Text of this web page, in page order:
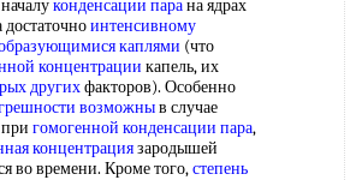
конденсации парана ядрах
интенсивному
каплями (что
концентрации капель, их
другихфакторов). Особенно
возможныв случае
гомогенной конденсации пара,
концентрациязародышей
во времени. Кроме того,степень